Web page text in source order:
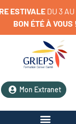
ESTIVALE DU 3 AU
BON ÉTÉÀ VOUS !
Mon Extranet